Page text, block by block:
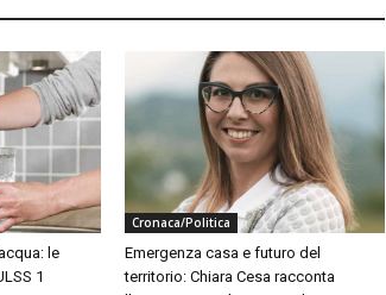
le
1
Cronaca/Politica
Emergenza casa e futuro del
territorio: Chiara Cesa racconta